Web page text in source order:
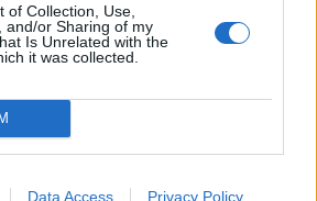
of Collection, Use,
and/or Sharing of my
Is Unrelated with the
it was collected.
Data Access Privacy Policy